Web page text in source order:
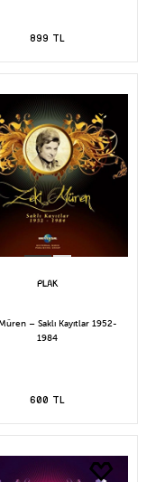
899 TL
– Saklı Kayıtlar 1952-
1984
600 TL